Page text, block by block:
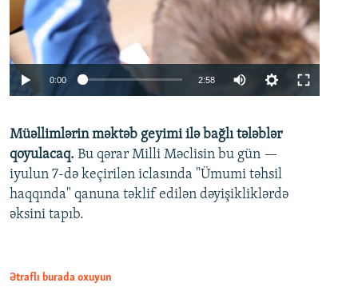
0:00 2:58
360p
480p
720p
Müəllimlərin məktəb geyimi ilə bağlı tələblər
qoyulacaq. Bu qərar Milli Məclisin bu gün —
iyulun 7-də keçirilən iclasında "Ümumi təhsil
haqqında" qanuna təklif edilən dəyişikliklərdə
əksini tapıb.
Ətraflı burada oxuyun